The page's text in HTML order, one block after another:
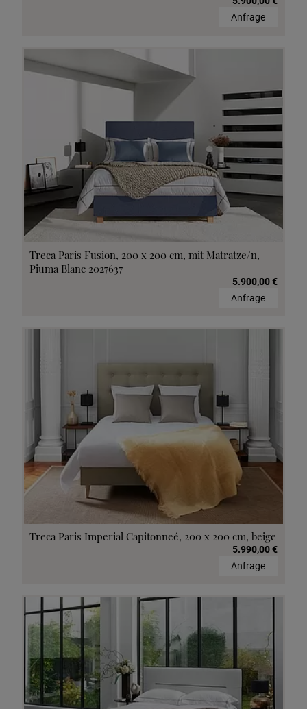
Anfrage
Treca Paris Fusion, 200 x 200 cm, mit Matratze/n,
Piuma Blanc 2027637
5.900,00 €
Anfrage
Treca Paris Imperial Capitonneé, 200 x 200 cm, beige
5.990,00 €
Anfrage